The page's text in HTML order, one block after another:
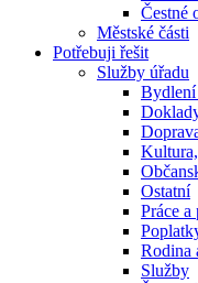
Čestné
Městské části
Potřebuji řešit
Služby úřadu
Bydlení
Ostatní
Práce
Rodina
Služby